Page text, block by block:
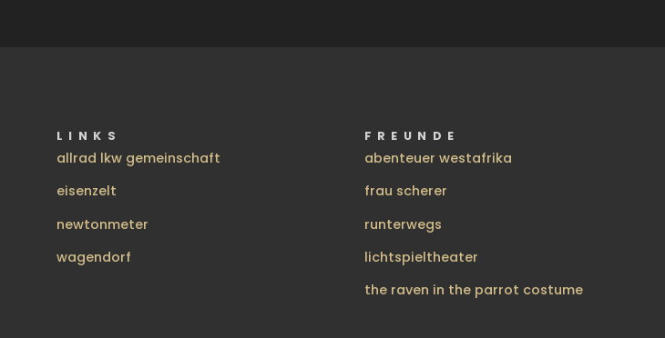
LINKS
allrad lkw gemeinschaft
eisenzelt
newtonmeter
wagendorf
FREUNDE
abenteuer westafrika
frau scherer
runterwegs
lichtspieltheater
the raven in the parrot costume